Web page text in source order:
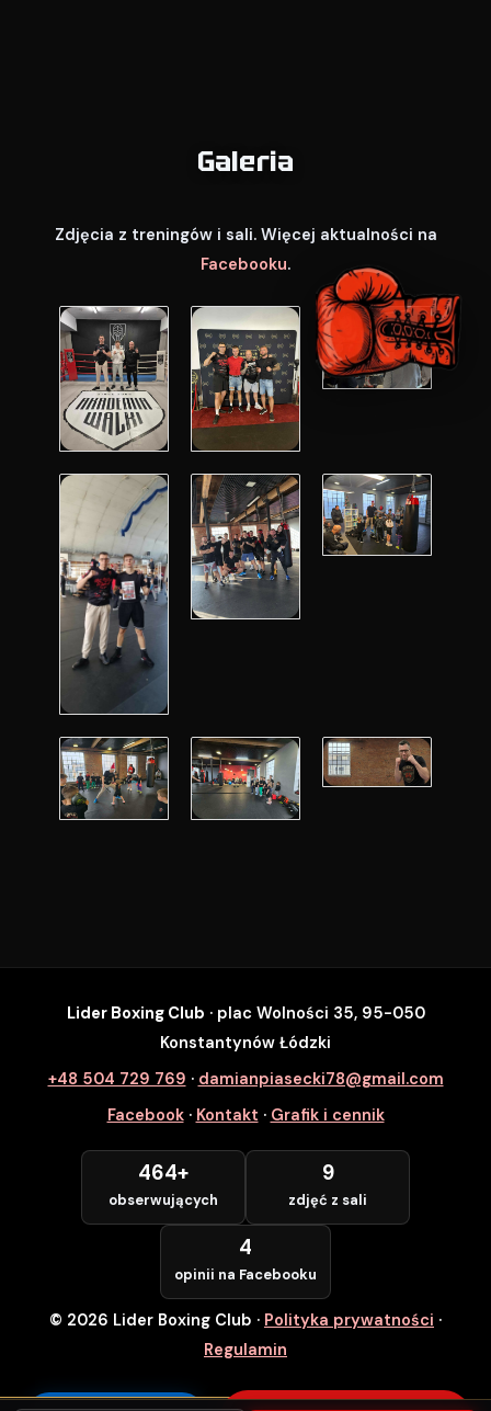
Galeria
Zdjęcia z treningów i sali. Więcej aktualności na
Facebooku.
SZYBKI ZAPIS
Zapisz się na wybrane zajęcia
Numer Telefonu *
POTWIERDZAM — WCHODZĘ ZA
DARMO
Lider Boxing Club · plac Wolności 35, 95-050
Konstantynów Łódzki
+48 504 729 769 · damianpiasecki78@gmail.com
Facebook· Kontakt · Grafik i cennik
464+
obserwujących
9
zdjęć z sali
4
opinii na Facebooku
© 2026 Lider Boxing Club · Polityka prywatności ·
Regulamin